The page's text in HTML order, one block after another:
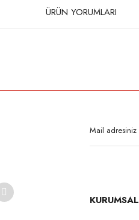
ÜRÜN YORUMLARI
KURUMSAL